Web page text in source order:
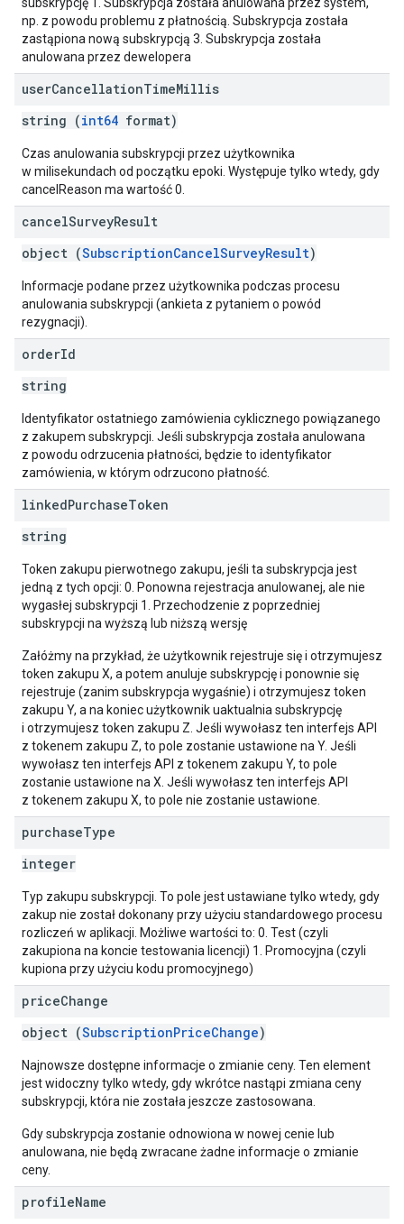
np. z powodu problemu z płatnością. Subskrypcja została
zastąpiona nową subskrypcją 3. Subskrypcja została
anulowana przez dewelopera
userCancellationTimeMillis
string (int64 format)
Czas anulowania subskrypcji przez użytkownika
w milisekundach od początku epoki. Występuje tylko wtedy, gdy
cancelReason ma wartość 0.
cancelSurveyResult
object (SubscriptionCancelSurveyResult)
Informacje podane przez użytkownika podczas procesu
anulowania subskrypcji (ankieta z pytaniem o powód
rezygnacji).
orderId
string
Identyfikator ostatniego zamówienia cyklicznego powiązanego
z zakupem subskrypcji. Jeśli subskrypcja została anulowana
z powodu odrzucenia płatności, będzie to identyfikator
zamówienia, w którym odrzucono płatność.
linkedPurchaseToken
string
Token zakupu pierwotnego zakupu, jeśli ta subskrypcja jest
jedną z tych opcji: 0. Ponowna rejestracja anulowanej, ale nie
wygasłej subskrypcji 1. Przechodzenie z poprzedniej
subskrypcji na wyższą lub niższą wersję
Załóżmy na przykład, że użytkownik rejestruje się i otrzymujesz
token zakupu X, a potem anuluje subskrypcję i ponownie się
rejestruje (zanim subskrypcja wygaśnie) i otrzymujesz token
zakupu Y, a na koniec użytkownik uaktualnia subskrypcję
i otrzymujesz token zakupu Z. Jeśli wywołasz ten interfejs API
z tokenem zakupu Z, to pole zostanie ustawione na Y. Jeśli
wywołasz ten interfejs API z tokenem zakupu Y, to pole
zostanie ustawione na X. Jeśli wywołasz ten interfejs API
z tokenem zakupu X, to pole nie zostanie ustawione.
purchaseType
integer
Typ zakupu subskrypcji. To pole jest ustawiane tylko wtedy, gdy
zakup nie został dokonany przy użyciu standardowego procesu
rozliczeń w aplikacji. Możliwe wartości to: 0. Test (czyli
zakupiona na koncie testowania licencji) 1. Promocyjna (czyli
kupiona przy użyciu kodu promocyjnego)
priceChange
object (SubscriptionPriceChange)
Najnowsze dostępne informacje o zmianie ceny. Ten element
jest widoczny tylko wtedy, gdy wkrótce nastąpi zmiana ceny
subskrypcji, która nie została jeszcze zastosowana.
Gdy subskrypcja zostanie odnowiona w nowej cenie lub
anulowana, nie będą zwracane żadne informacje o zmianie
ceny.
profileName